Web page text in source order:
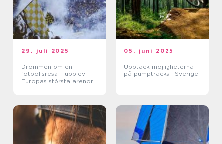
29. juli 2025
Drömmen om en
fotbollsresa – upplev
Europas största arenor
05. juni 2025
Upptäck möjligheterna
på pumptracks i Sverige